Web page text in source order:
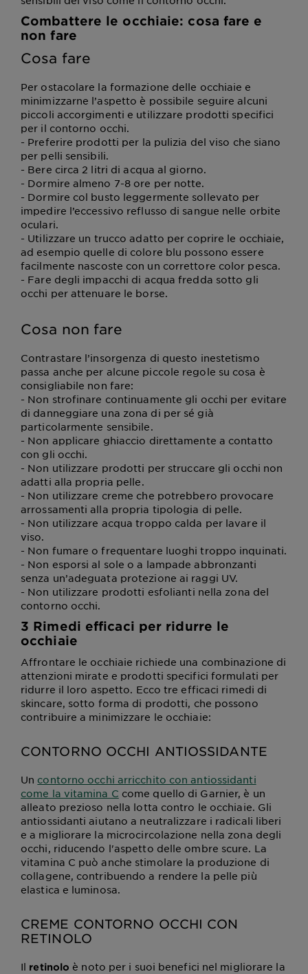
Combattere le occhiaie: cosa fare e
non fare
Cosa fare
Per ostacolare la formazione delle occhiaie e
minimizzarne l’aspetto è possibile seguire alcuni
piccoli accorgimenti e utilizzare prodotti specifici
per il contorno occhi.
- Preferire prodotti per la pulizia del viso che siano
per pelli sensibili.
- Bere circa 2 litri di acqua al giorno.
- Dormire almeno 7-8 ore per notte.
- Dormire col busto leggermente sollevato per
impedire l’eccessivo reflusso di sangue nelle orbite
oculari.
- Utilizzare un trucco adatto per coprire le occhiaie,
ad esempio quelle di colore blu possono essere
facilmente nascoste con un correttore color pesca.
- Fare degli impacchi di acqua fredda sotto gli
occhi per attenuare le borse.
Cosa non fare
Contrastare l’insorgenza di questo inestetismo
passa anche per alcune piccole regole su cosa è
consigliabile non fare:
- Non strofinare continuamente gli occhi per evitare
di danneggiare una zona di per sé già
particolarmente sensibile.
- Non applicare ghiaccio direttamente a contatto
con gli occhi.
- Non utilizzare prodotti per struccare gli occhi non
adatti alla propria pelle.
- Non utilizzare creme che potrebbero provocare
arrossamenti alla propria tipologia di pelle.
- Non utilizzare acqua troppo calda per lavare il
viso.
- Non fumare o frequentare luoghi troppo inquinati.
- Non esporsi al sole o a lampade abbronzanti
senza un’adeguata protezione ai raggi UV.
- Non utilizzare prodotti esfolianti nella zona del
contorno occhi.
3 Rimedi efficaci per ridurre le
occhiaie
Affrontare le occhiaie richiede una combinazione di
attenzioni mirate e prodotti specifici formulati per
ridurre il loro aspetto. Ecco tre efficaci rimedi di
skincare, sotto forma di prodotti, che possono
contribuire a minimizzare le occhiaie:
CONTORNO OCCHI ANTIOSSIDANTE
Un contorno occhi arricchito con antiossidanti
come la vitamina C come quello di Garnier, è un
alleato prezioso nella lotta contro le occhiaie. Gli
antiossidanti aiutano a neutralizzare i radicali liberi
e a migliorare la microcircolazione nella zona degli
occhi, riducendo l'aspetto delle ombre scure. La
vitamina C può anche stimolare la produzione di
collagene, contribuendo a rendere la pelle più
elastica e luminosa.
CREME CONTORNO OCCHI CON
RETINOLO
Il retinolo è noto per i suoi benefici nel migliorare la